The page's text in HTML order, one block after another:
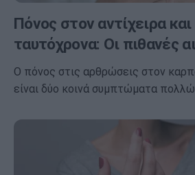
Πόνος στον αντίχειρα
ταυτόχρονα: Οι πιθανές
Ο πόνος στις αρθρώσεις στον
είναι δύο κοινά συμπτώματα